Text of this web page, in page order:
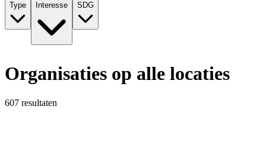
Type Interesse SDG
Organisaties op alle locaties
607 resultaten